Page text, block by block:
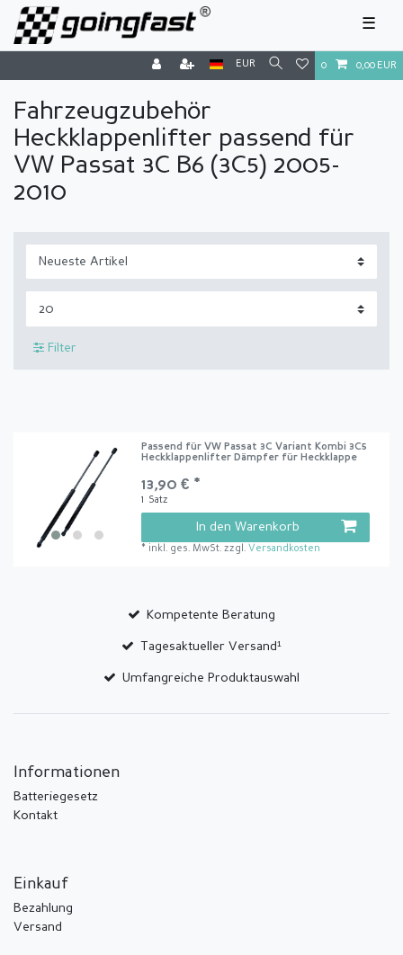
☰
EUR 0 0,00 EUR
Fahrzeugzubehör
Heckklappenlifter passend für
VW Passat 3C B6 (3C5) 2005-
2010
Filter
Passend für VW Passat 3C Variant Kombi 3C5
Heckklappenlifter Dämpfer für Heckklappe
13,90 € *
1 Satz
In den Warenkorb
* inkl. ges. MwSt. zzgl. Versandkosten
Kompetente Beratung
Tagesaktueller Versand¹
Umfangreiche Produktauswahl
Informationen
Batteriegesetz
Kontakt
Einkauf
Bezahlung
Versand